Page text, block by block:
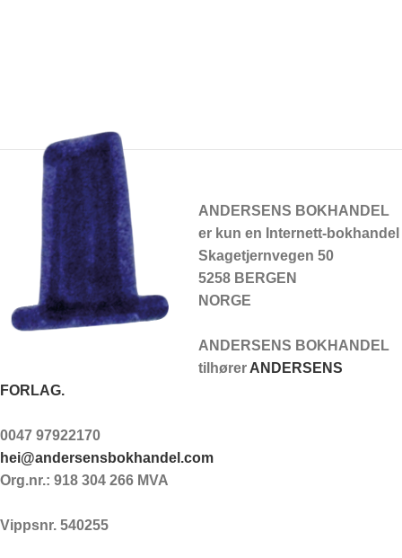
ANDERSENS BOKHANDEL
er kun en Internett-bokhandel
Skagetjernvegen 50
5258 BERGEN
NORGE
ANDERSENS BOKHANDEL
tilhører ANDERSENS
FORLAG.
0047 97922170
hei@andersensbokhandel.com
Org.nr.: 918 304 266 MVA
Vippsnr. 540255